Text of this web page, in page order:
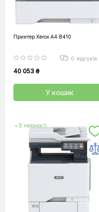
Принтер Xerox А4 B410
0 відгуків
40 053 ₴
У кошик
• В наявності